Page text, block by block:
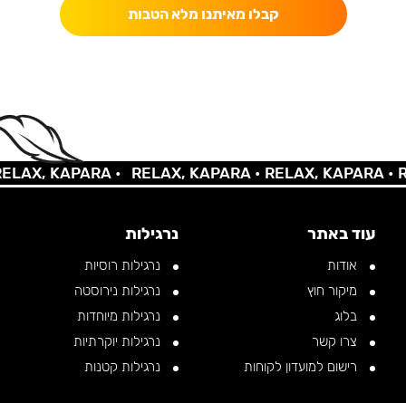
קבלו מאיתנו מלא הטבות
KAPARA • RELAX, KAPARA •RELAX, KAPARA •
עוד באתר
אודות
מיקור חוץ
בלוג
צרו קשר
רישום למועדון לקוחות
נרגילות
נרגילות רוסיות
נרגילות נירוסטה
נרגילות מיוחדות
נרגילות יוקרתיות
נרגילות קטנות